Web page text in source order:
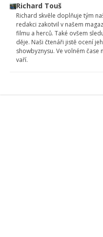
Richard Touš
Richard skvěle doplňuje tým
redakci zakotvil v našem
filmu a herců. Také ovšem
děje. Naši čtenáři jistě ocení
showbyznysu. Ve volném
vaří.